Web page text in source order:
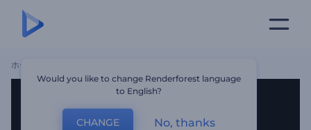
ホーム
Would you like to change Renderforest language
to English?
CHANGE No, thanks